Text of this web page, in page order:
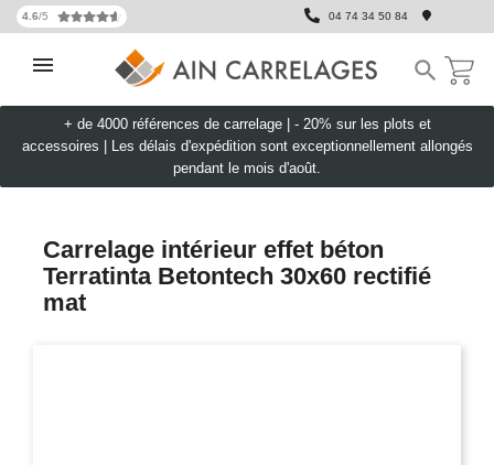
4.6/5 04 74 34 50 84

+ de 4000 références de carrelage | - 20% sur les plots et
accessoires
Les délais d'expédition sont exceptionnellement allongés
pendant le mois d'août.
Carrelage intérieur effet béton
Terratinta Betontech 30x60 rectifié
mat